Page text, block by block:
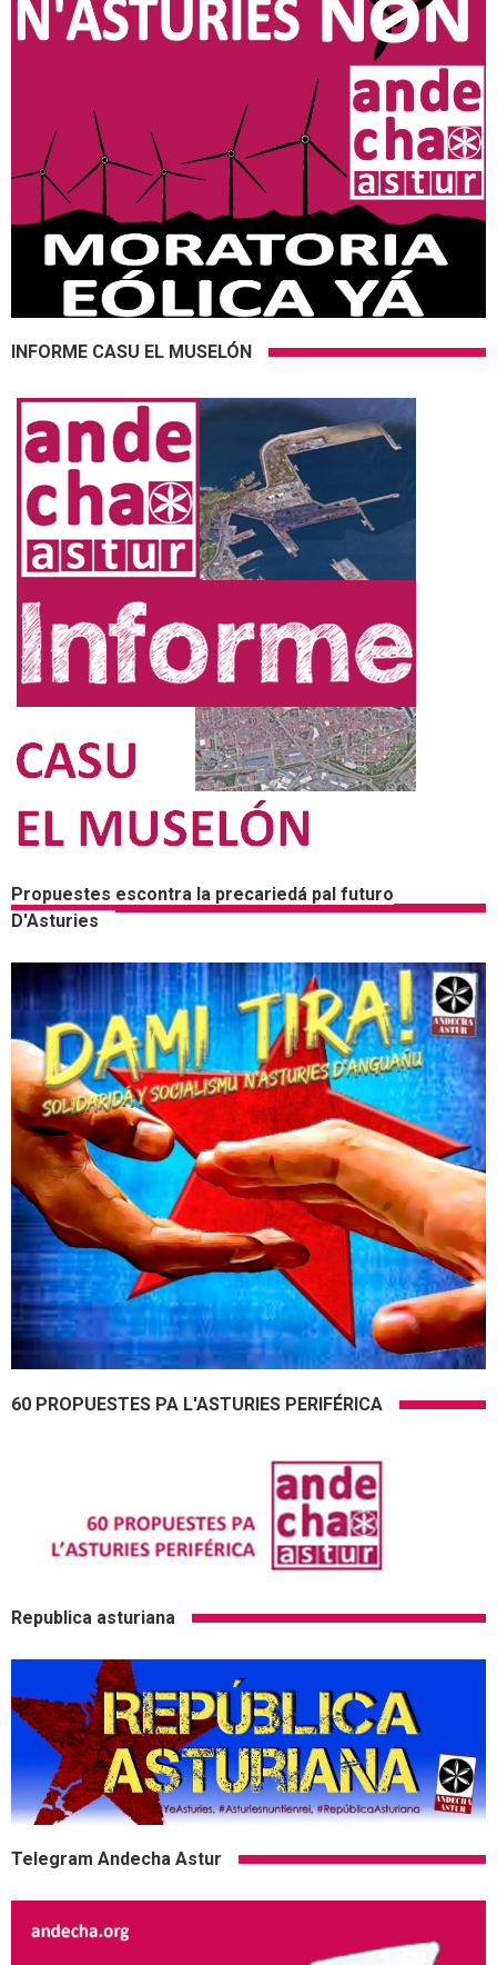
INFORME CASU EL MUSELÓN
Propuestes escontra la precariedá pal futuro
D'Asturies
60 PROPUESTES PA L'ASTURIES PERIFÉRICA
Republica asturiana
Telegram Andecha Astur